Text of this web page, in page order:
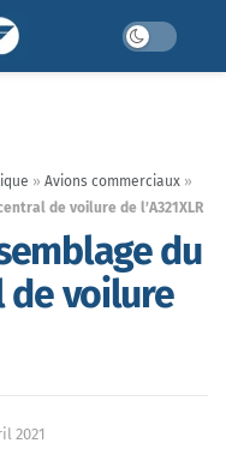
» Avions commerciaux »
de voilure de l’A321XLR
du
de voilure
2021